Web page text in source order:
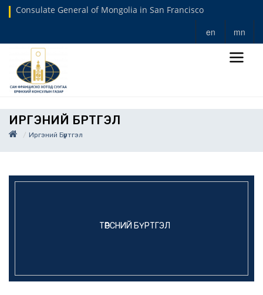
Consulate General of Mongolia in San Francisco
en mn
ИРГЭНИЙ БҮРТГЭЛ
Иргэний Бүртгэл
ТӨРСНИЙ БҮРТГЭЛ